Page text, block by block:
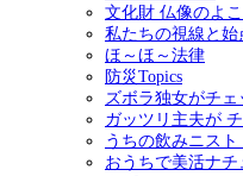
文化財 仏像のよ
私たちの視線と始
ほ～ほ～法律
防災Topics
ズボラ独女がチ
ガッツリ主夫が
うちの飲みニス
おうちで美活ナ